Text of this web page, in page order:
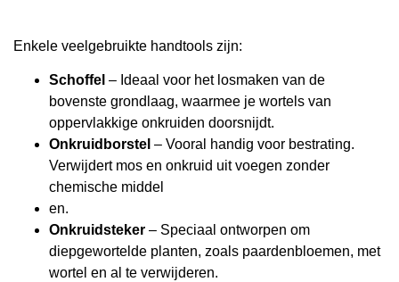
Enkele veelgebruikte handtools zijn:
Schoffel – Ideaal voor het losmaken van de
bovenste grondlaag, waarmee je wortels van
oppervlakkige onkruiden doorsnijdt.
Onkruidborstel – Vooral handig voor bestrating.
Verwijdert mos en onkruid uit voegen zonder
chemische middel
en.
Onkruidsteker – Speciaal ontworpen om
diepgewortelde planten, zoals paardenbloemen, met
wortel en al te verwijderen.